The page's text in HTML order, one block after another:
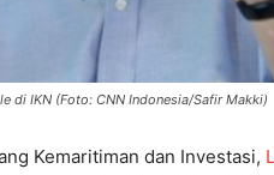
di IKN (Foto: CNN Indonesia/Safir Makki)
Kemaritiman dan Investasi,